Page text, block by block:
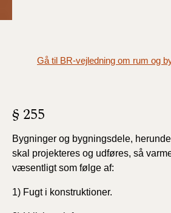
§ 255
Bygninger og bygningsdele,
skal projekteres og udføres, så
væsentligt som følge af:
1) Fugt i konstruktioner.